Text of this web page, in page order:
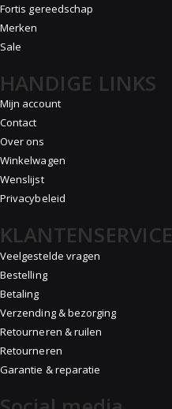
Fortis gereedschap
Merken
Sale
HANDIGE LINKS
Mijn account
Contact
Over ons
Winkelwagen
Wenslijst
Privacybeleid
KLANTENSERVICE
Veelgestelde vragen
Bestelling
Betaling
Verzending & bezorging
Retourneren & ruilen
Retourneren
Garantie & reparatie